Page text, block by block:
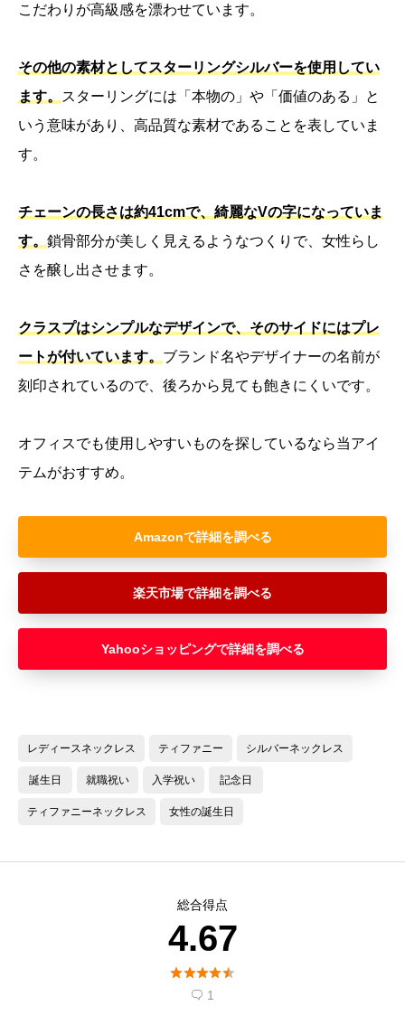
こだわりが高級感を漂わせています。
その他の素材としてスターリングシルバーを使用してい
ます。
スターリングには「本物の」や「価値のある」と
いう意味があり、高品質な素材であることを表していま
す。
チェーンの長さは約41cmで、綺麗なVの字になっていま
す。 鎖骨部分が美しく見えるようなつくりで、女性らし
さを醸し出させます。
クラスプはシンプルなデザインで、そのサイドにはプレ
ートが付いています。 ブランド名やデザイナーの名前が
刻印されているので、後ろから見ても飽きにくいです。
オフィスでも使用しやすいものを探しているなら当アイ
テムがおすすめ。
Amazon
楽天市場
Yahooショッピング
レディースネックレス ティファニー シルバーネックレス
誕生日 就職祝い 入学祝い 記念日
ティファニーネックレス 女性の誕生日
総合得点
4.67

 1